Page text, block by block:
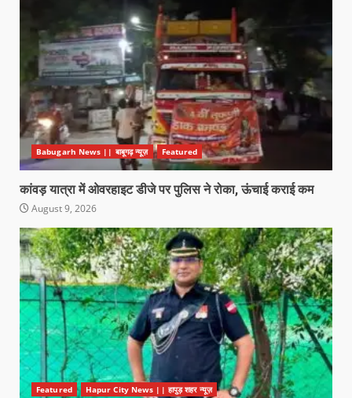
Babugarh News || बाबूगढ़ न्यूज़ Featured
कांवड़ यात्रा में ओवरहाइट डीजे पर पुलिस ने रोका, ऊंचाई कराई कम
August 9, 2026
Featured Hapur City News || हापुड़ शहर न्यूज़